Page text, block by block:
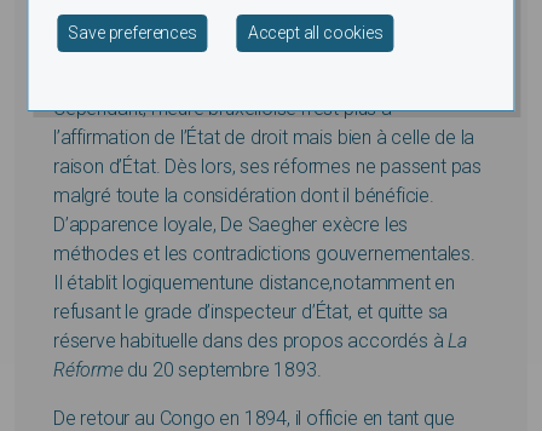
nécessité des réformes et en soutenant De Saegher
dans ses démarches.
Cependant, l’heure bruxelloise n’est plus à
l’affirmation de l’État de droit mais bien à celle de la
raison d’État. Dès lors, ses réformes ne passent pas
malgré toute la considération dont il bénéficie.
D’apparence loyale, De Saegher exècre les
méthodes et les contradictions gouvernementales.
Il établit logiquementune distance,notamment en
refusant le grade d’inspecteur d’État, et quitte sa
réserve habituelle dans des propos accordés à La
Réformedu 20 septembre 1893.
De retour au Congo en 1894, il officie en tant que
Save preferences Accept all cookies